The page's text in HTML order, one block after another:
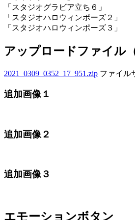
「スタジオグラビア立ち６」
「スタジオハロウィンポーズ２」
「スタジオハロウィンポーズ３」
アップロードファイル
2021_0309_0352_17_951.zip ファイル
追加画像１
追加画像２
追加画像３
エモーションボタン